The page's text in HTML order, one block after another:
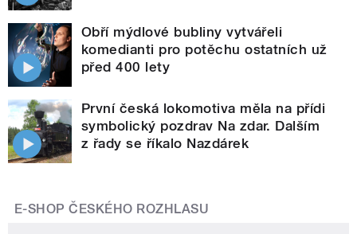
Obří mýdlové bubliny vytvářeli
komedianti pro potěchu ostatních už
před 400 lety
První česká lokomotiva měla na přídi
symbolický pozdrav Na zdar. Dalším
z řady se říkalo Nazdárek
E-SHOP ČESKÉHO ROZHLASU